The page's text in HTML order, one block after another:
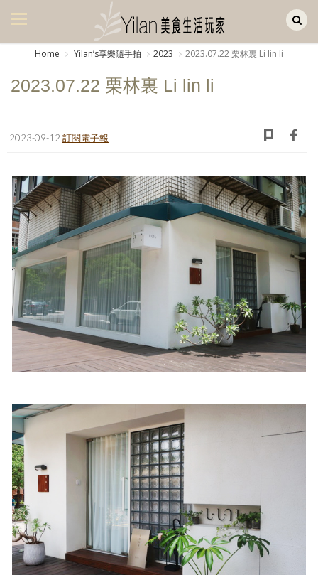
美食集
生活風
書房集
日記簿
餐桌週記
享樂隨手拍
照相簿
影音區
歷史區
關於Yilan
個人著作
活動實況記錄
媒體報導一覽
合作與代言
Home Yilanʼs享樂隨手拍 2023 2023.07.22 栗林裏 Li lin li
2023.07.22 栗林裏 Li lin li
2023-09-12 訂閱電子報